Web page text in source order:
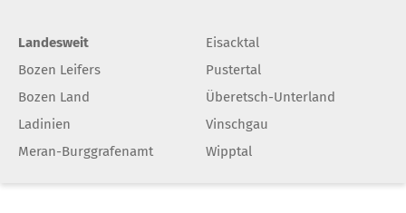
Landesweit
Bozen Leifers
Bozen Land
Ladinien
Meran-Burggrafenamt
Eisacktal
Pustertal
Überetsch-Unterland
Vinschgau
Wipptal